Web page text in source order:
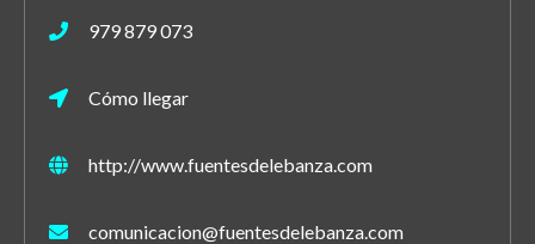
979 879 073
Cómo llegar
http://www.fuentesdelebanza.com
comunicacion@fuentesdelebanza.com